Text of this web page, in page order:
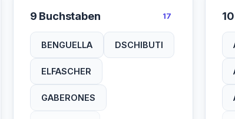
BANJUL BIDJAN
BISSAU BOUGIE
BUKOBA
DELLYS
9 Buchstaben 17
BENGUELLA DSCHIBUTI
ELFASCHER
GABERONES